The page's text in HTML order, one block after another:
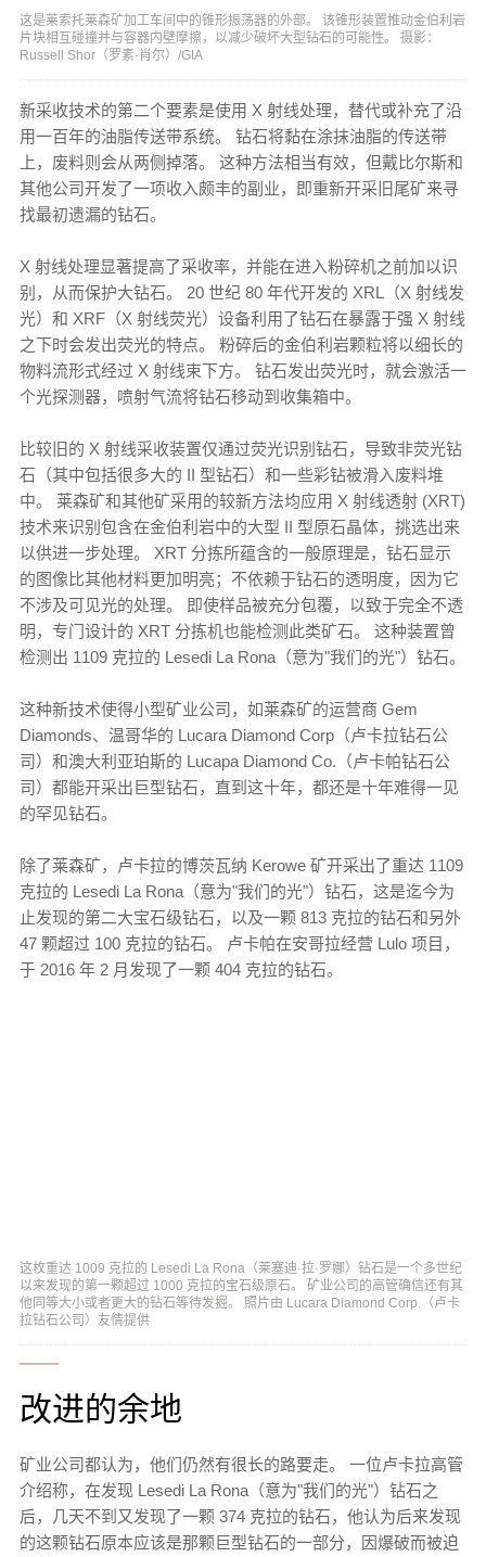
这是莱索托莱森矿加工车间中的锥形振荡器的外部。 该锥形装置推动金伯利岩
片块相互碰撞并与容器内壁摩擦，以减少破坏大型钻石的可能性。 摄影：
Russell Shor（罗素·肖尔）/GIA
新采收技术的第二个要素是使用 X 射线处理，替代或补充了沿
用一百年的油脂传送带系统。 钻石将黏在涂抹油脂的传送带
上，废料则会从两侧掉落。 这种方法相当有效，但戴比尔斯和
其他公司开发了一项收入颇丰的副业，即重新开采旧尾矿来寻
找最初遗漏的钻石。
X 射线处理显著提高了采收率，并能在进入粉碎机之前加以识
别，从而保护大钻石。 20 世纪 80 年代开发的 XRL（X 射线发
光）和 XRF（X 射线荧光）设备利用了钻石在暴露于强 X 射线
之下时会发出荧光的特点。 粉碎后的金伯利岩颗粒将以细长的
物料流形式经过 X 射线束下方。 钻石发出荧光时，就会激活一
个光探测器，喷射气流将钻石移动到收集箱中。
比较旧的 X 射线采收装置仅通过荧光识别钻石，导致非荧光钻
石（其中包括很多大的 II 型钻石）和一些彩钻被滑入废料堆
中。 莱森矿和其他矿采用的较新方法均应用 X 射线透射 (XRT)
技术来识别包含在金伯利岩中的大型 II 型原石晶体，挑选出来
以供进一步处理。 XRT 分拣所蕴含的一般原理是，钻石显示
的图像比其他材料更加明亮；不依赖于钻石的透明度，因为它
不涉及可见光的处理。 即使样品被充分包覆，以致于完全不透
明，专门设计的 XRT 分拣机也能检测此类矿石。 这种装置曾
检测出 1109 克拉的 Lesedi La Rona（意为"我们的光"）钻石。
这种新技术使得小型矿业公司，如莱森矿的运营商 Gem
Diamonds、温哥华的 Lucara Diamond Corp（卢卡拉钻石公
司）和澳大利亚珀斯的 Lucapa Diamond Co.（卢卡帕钻石公
司）都能开采出巨型钻石，直到这十年，都还是十年难得一见
的罕见钻石。
除了莱森矿，卢卡拉的博茨瓦纳 Kerowe 矿开采出了重达 1109
克拉的 Lesedi La Rona（意为"我们的光"）钻石，这是迄今为
止发现的第二大宝石级钻石，以及一颗 813 克拉的钻石和另外
47 颗超过 100 克拉的钻石。 卢卡帕在安哥拉经营 Lulo 项目，
于 2016 年 2 月发现了一颗 404 克拉的钻石。
这枚重达 1009 克拉的 Lesedi La Rona（莱塞迪·拉·罗娜）钻石是一个多世纪
以来发现的第一颗超过 1000 克拉的宝石级原石。 矿业公司的高管确信还有其
他同等大小或者更大的钻石等待发掘。 照片由 Lucara Diamond Corp.（卢卡
拉钻石公司）友情提供
改进的余地
矿业公司都认为，他们仍然有很长的路要走。 一位卢卡拉高管
介绍称，在发现 Lesedi La Rona（意为"我们的光"）钻石之
后，几天不到又发现了一颗 374 克拉的钻石，他认为后来发现
的这颗钻石原本应该是那颗巨型钻石的一部分，因爆破而被迫